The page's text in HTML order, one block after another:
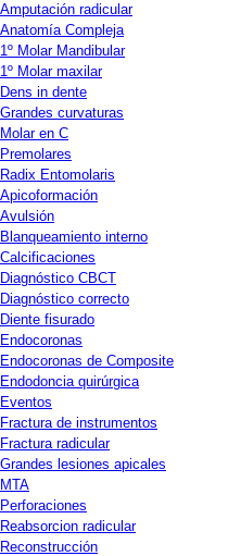
Amputación radicular
Anatomía Compleja
1º Molar Mandibular
1º Molar maxilar
Dens in dente
Grandes curvaturas
Molar en C
Premolares
Radix Entomolaris
Apicoformación
Avulsión
Blanqueamiento interno
Calcificaciones
Diagnóstico CBCT
Diagnóstico correcto
Diente fisurado
Endocoronas
Endocoronas de Composite
Endodoncia quirúrgica
Eventos
Fractura de instrumentos
Fractura radicular
Grandes lesiones apicales
MTA
Perforaciones
Reabsorcion radicular
Reconstrucción